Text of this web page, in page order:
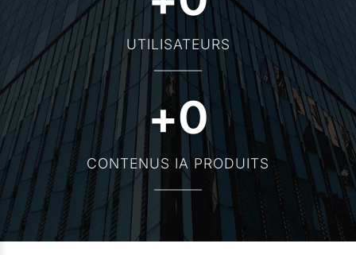
UTILISATEURS
+0
CONTENUS IA PRODUITS